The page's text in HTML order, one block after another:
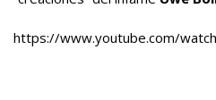
https://www.youtube.com/